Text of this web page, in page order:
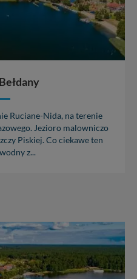
Ruciane-Nida, na terenie
Jezioro malowniczo
Piskiej. Co ciekawe ten
z...